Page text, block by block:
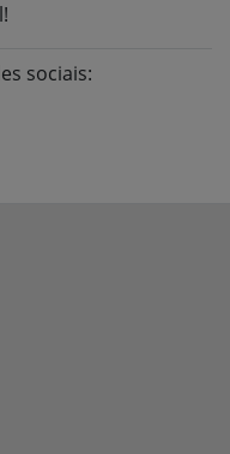
sociais: